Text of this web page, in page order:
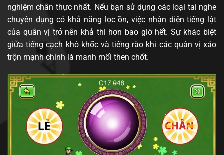
nghiệm chân thực nhất. Nếu bạn sử dụng các loại tai nghe
chuyên dụng có khả năng lọc ồn, việc nhận diện tiếng lật
của quân vị trở nên khả thi hơn bao giờ hết. Sự khác biệt
giữa tiếng cạch khô khốc và tiếng rào khi các quân vị xáo
trộn mạnh chính là manh mối then chốt.